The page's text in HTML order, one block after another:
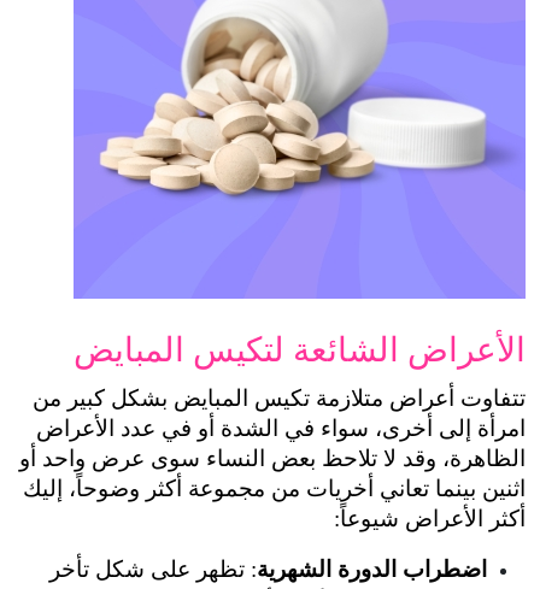
لتكيس المبايض
تتفاوت أعراض متلازمة تكيس المبايض بشكل كبير من
امرأة إلى أخرى، سواء في الشدة أو في عدد الأعراض
الظاهرة، وقد لا تلاحظ بعض النساء سوى عرض واحد أو
اثنين بينما تعاني أخريات من مجموعة أكثر وضوحاً، إليك
الشهرية